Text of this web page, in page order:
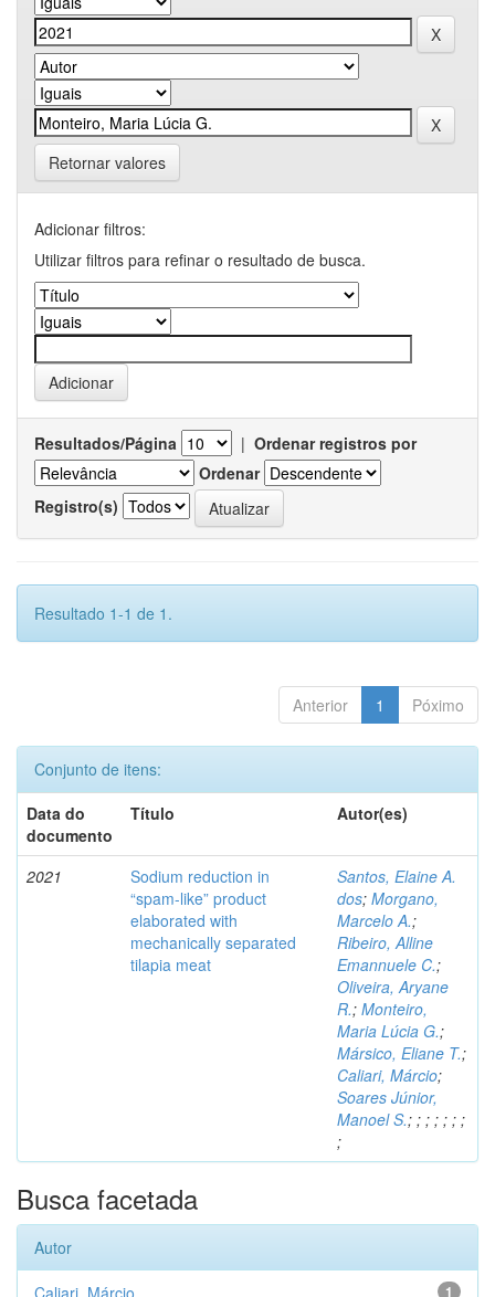
Retornar valores
Adicionar filtros:
Utilizar filtros para refinar o resultado de busca.
Resultados/Página | Ordenar registros por
Ordenar
Registro(s)
Resultado 1-1 de 1.
Anterior 1 Póximo
Conjunto de itens:
Data do
documento
Título Autor(es)
2021
Sodium reduction in
“spam-like” product
elaborated with
mechanically separated
tilapia meat
Santos, Elaine A.
dos; Morgano,
Marcelo A.;
Ribeiro, Alline
Emannuele C.;
Oliveira, Aryane
R.; Monteiro,
Maria Lúcia G.;
Mársico, Eliane T.;
Caliari, Márcio;
Soares Júnior,
Manoel S.; ; ; ; ; ; ;
;
Busca facetada
Autor
1